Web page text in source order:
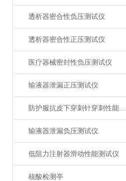
透析器密合性负压测试仪
透析器密合性正压测试仪
医疗器械密封性负压测试仪
输液器泄漏正压测试仪
防护服抗皮下穿刺针穿刺性能测试仪
输液器泄漏负压测试仪
低阻力注射器滑动性能测试仪
核酸检测亭